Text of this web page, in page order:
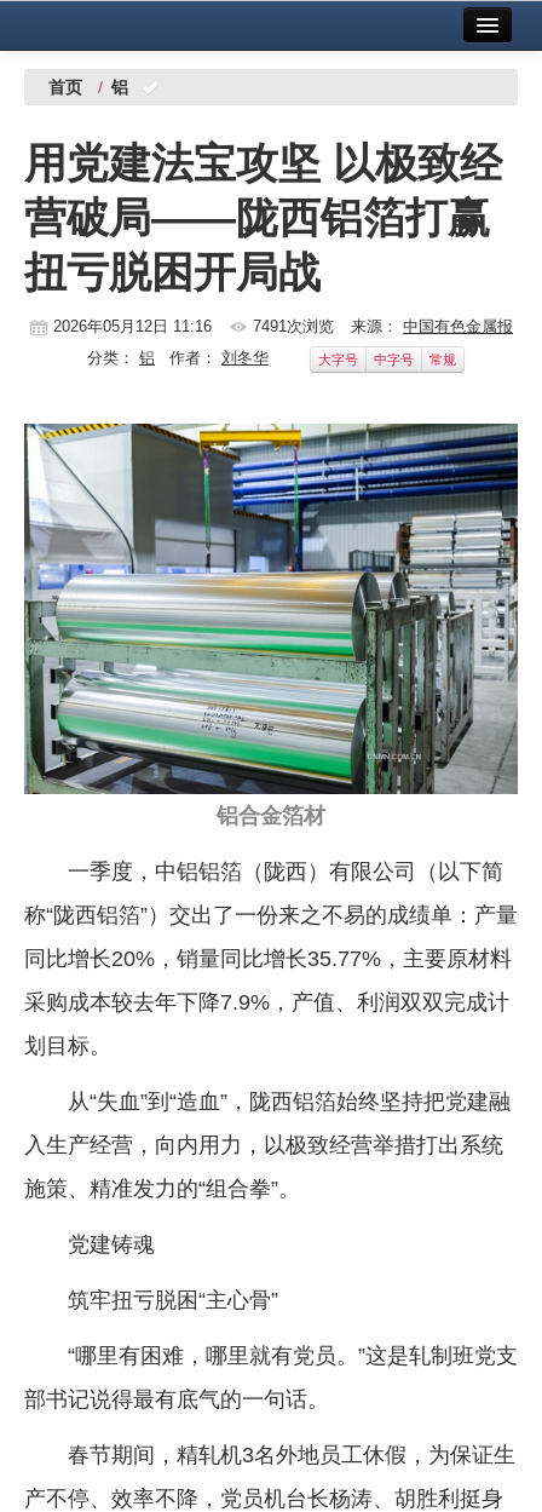
中国有色金属报社主办
铜镍铅锌
铝
稀有稀土
有色市场
镁钛
地矿 建设
党建工作
企业文化
《资源再生》杂志
行情报价
数字报
首页 / 铝
用党建法宝攻坚 以极致经
营破局——陇西铝箔打赢
扭亏脱困开局战
2026年05月12日 11:16 7491次浏览 来源： 中国有色金属报
分类： 铝 作者： 刘冬华 大字号 中字号 常规
铝合金箔材
一季度，中铝铝箔（陇西）有限公司（以下简
称“陇西铝箔”）交出了一份来之不易的成绩单：产量
同比增长20%，销量同比增长35.77%，主要原材料
采购成本较去年下降7.9%，产值、利润双双完成计
划目标。
从“失血”到“造血”，陇西铝箔始终坚持把党建融
入生产经营，向内用力，以极致经营举措打出系统
施策、精准发力的“组合拳”。
党建铸魂
筑牢扭亏脱困“主心骨”
“哪里有困难，哪里就有党员。”这是轧制班党支
部书记说得最有底气的一句话。
春节期间，精轧机3名外地员工休假，为保证生
产不停、效率不降，党员机台长杨涛、胡胜利挺身